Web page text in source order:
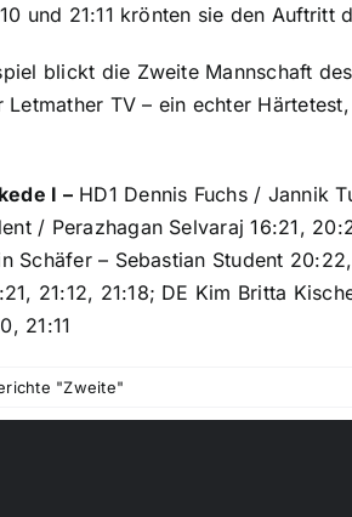
und 21:11 krönten sie den
blickt die Zweite Mannschaft
Letmather TV – ein echter
I –HD1 Dennis Fuchs / Jannik
/ Perazhagan Selvaraj 16:21,
Schäfer – Sebastian Student
21:12, 21:18; DE Kim Britta
21:11
"Zweite"